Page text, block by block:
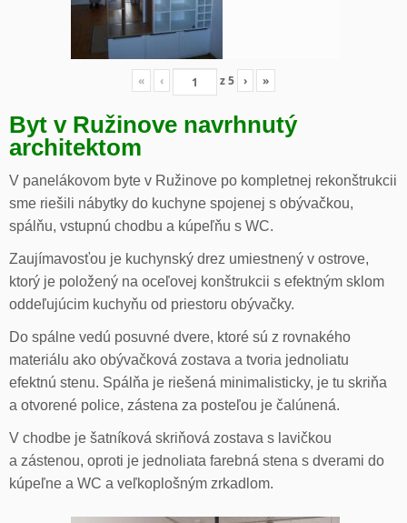
« ‹ z5 › »
Byt v Ružinove navrhnutý
architektom
V panelákovom byte v Ružinove po kompletnej rekonštrukcii
sme riešili nábytky do kuchyne spojenej s obývačkou,
spálňu, vstupnú chodbu a kúpeľňu s WC.
Zaujímavosťou je kuchynský drez umiestnený v ostrove,
ktorý je položený na oceľovej konštrukcii s efektným sklom
oddeľujúcim kuchyňu od priestoru obývačky.
Do spálne vedú posuvné dvere, ktoré sú z rovnakého
materiálu ako obývačková zostava a tvoria jednoliatu
efektnú stenu. Spálňa je riešená minimalisticky, je tu skriňa
a otvorené police, zástena za posteľou je čalúnená.
V chodbe je šatníková skriňová zostava s lavičkou
a zástenou, oproti je jednoliata farebná stena s dverami do
kúpeľne a WC a veľkoplošným zrkadlom.